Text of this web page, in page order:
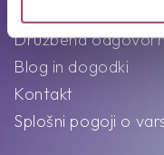
Združenja in
Družbena
Blog in dogodki
Kontakt
Splošni pogoji o